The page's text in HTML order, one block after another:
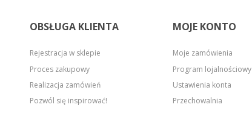
OBSŁUGA KLIENTA
Rejestracja w sklepie
Proces zakupowy
Realizacja zamówień
Pozwól się inspirować!
MOJE KONTO
Moje zamówienia
Program lojalnościowy
Ustawienia konta
Przechowalnia